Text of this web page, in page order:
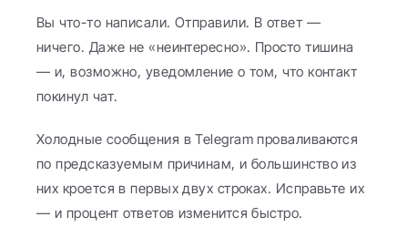
Вы что-то написали. Отправили. В ответ —
ничего. Даже не «неинтересно». Просто тишина
— и, возможно, уведомление о том, что контакт
покинул чат.
Холодные сообщения в Telegram проваливаются
по предсказуемым причинам, и большинство из
них кроется в первых двух строках. Исправьте их
— и процент ответов изменится быстро.